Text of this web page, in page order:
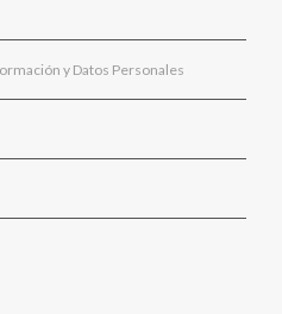
y Datos Personales